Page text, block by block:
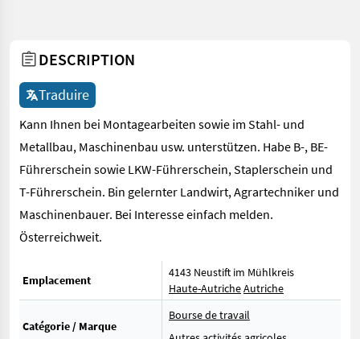
DESCRIPTION
Traduire
Kann Ihnen bei Montagearbeiten sowie im Stahl- und
Metallbau, Maschinenbau usw. unterstützen. Habe B-, BE-
Führerschein sowie LKW-Führerschein, Staplerschein und
T-Führerschein. Bin gelernter Landwirt, Agrartechniker und
Maschinenbauer. Bei Interesse einfach melden.
Österreichweit.
Emplacement
4143 Neustift im Mühlkreis
Haute-AutricheAutriche
Catégorie / Marque
Bourse de travail